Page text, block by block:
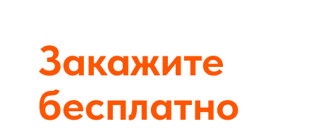
Закажите
бесплатно